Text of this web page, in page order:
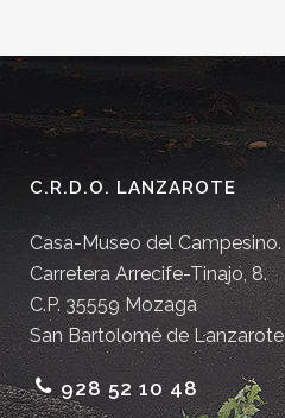
C.R.D.O. LANZAROTE
Casa-Museo del Campesino.
Carretera Arrecife-Tinajo, 8.
C.P. 35559 Mozaga
San Bartolomé de Lanzarote
928 52 10 48